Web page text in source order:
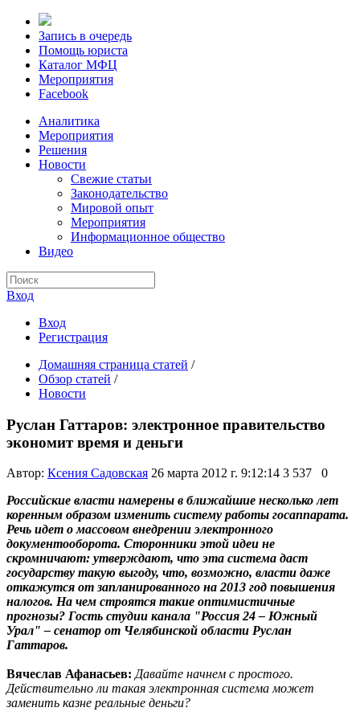
Запись в очередь
Помощь юриста
Каталог МФЦ
Мероприятия
Facebook
Аналитика
Мероприятия
Решения
Новости
Свежие статьи
Законодательство
Мировой опыт
Мероприятия
Информационное общество
Видео
Вход
Вход
Регистрация
Домашняя страница статей /
Обзор статей /
Новости
Руслан Гаттаров: электронное правительство
экономит время и деньги
Автор: Ксения Садовская 26 марта 2012 г. 9:12:14 3 537 0
Российские власти намерены в ближайшие несколько лет
коренным образом изменить систему работы госаппарата.
Речь идет о массовом внедрении электронного
документооборота. Сторонники этой идеи не
скромничают: утверждают, что эта система даст
государству такую выгоду, что, возможно, власти даже
откажутся от запланированного на 2013 год повышения
налогов. На чем строятся такие оптимистичные
прогнозы? Гость студии канала "Россия 24 – Южный
Урал" – сенатор от Челябинской области Руслан
Гаттаров.
Вячеслав Афанасьев: Давайте начнем с простого.
Действительно ли такая электронная система может
заменить казне реальные деньги?